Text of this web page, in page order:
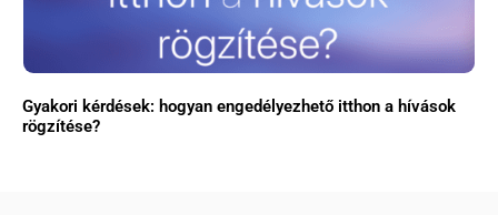
Gyakori kérdések: hogyan engedélyezhető itthon a hívások
rögzítése?